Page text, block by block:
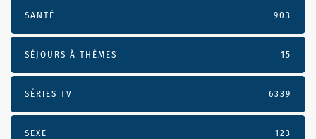
SANTÉ 903
SÉJOURS À THÈMES 15
SÉRIES TV 6339
SEXE 123